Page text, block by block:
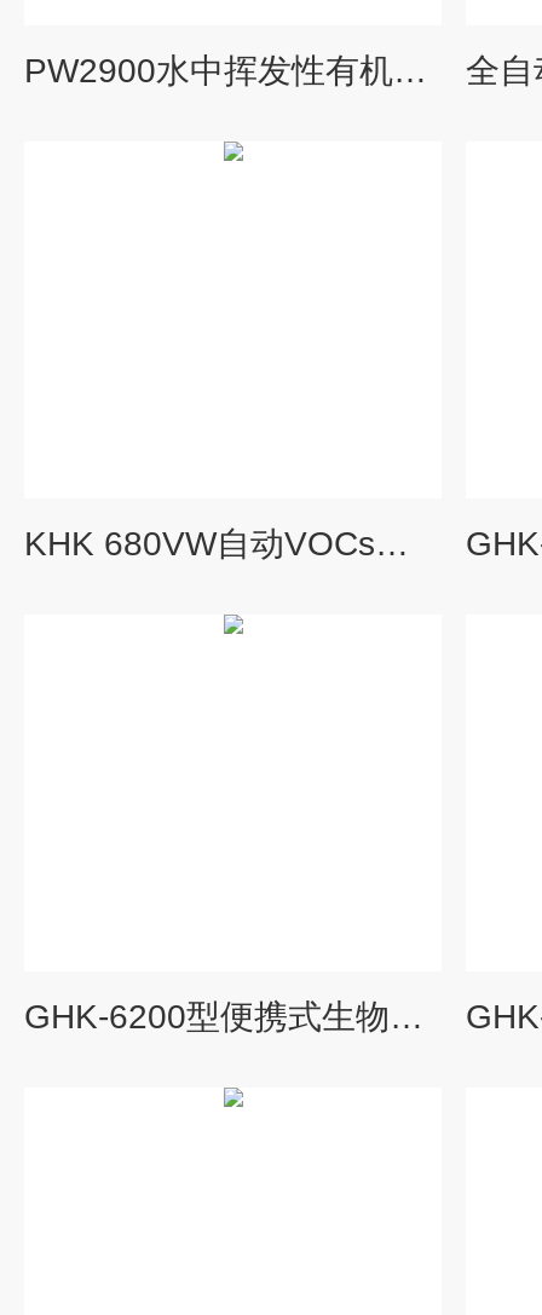
PW2900水中挥发性有机物在线监测仪
KHK 680VW自动VOCs水质采样留样器
GHK-6200型便携式生物毒性检测仪